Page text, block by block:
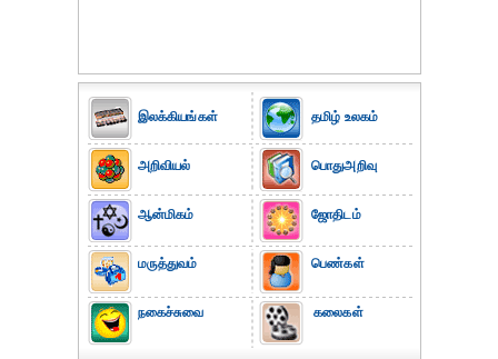
இலக்கியங்கள்
அறிவியல்
ஆன்மிகம்
மருத்துவம்
நகைச்சுவை
தமிழ் உலகம்
பொதுஅறிவு
ஜோதிடம்
பெண்கள்
கலைகள்